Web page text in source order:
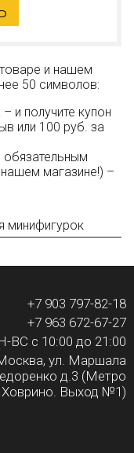
и нашем
50 символов:
и получите купон
или 100 руб. за
обязательным
магазине!) –
минифигурок
+7 903 797-82-18
+7 963 672-67-27
ВС с 10:00 до 21:00
ул. Маршала
д.3 (Метро
Ховрино. Выход №1)